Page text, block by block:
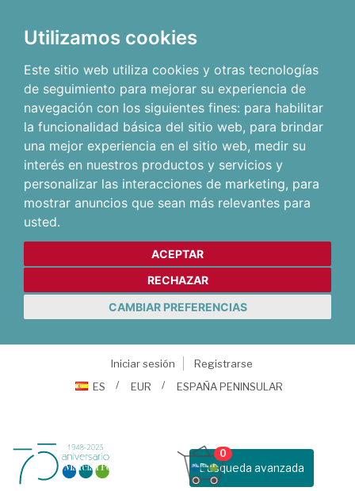
Utilizamos cookies
Este sitio web utiliza cookies y otras tecnologías
de seguimiento para mejorar su experiencia de
navegación con los siguientes fines: para habilitar
la funcionalidad básica del sitio web, para brindar
una mejor experiencia en el sitio web, medir su
interés en nuestros productos y servicios y
personalizar las interacciones de marketing, para
mostrar anuncios que sean más relevantes para
usted.
ACEPTAR
RECHAZAR
CAMBIAR PREFERENCIAS
Iniciar sesión
Registrarse
ES
EUR ESPAÑA PENINSULAR
Busqueda avanzada
0